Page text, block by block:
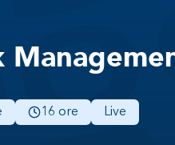
16 ore Live